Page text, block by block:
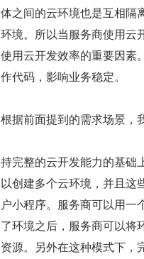
体之间的云环境也是互相隔
环境。所以当服务商使用云
使用云开发效率的重要因素
作代码，影响业务稳定。
根据前面提到的需求场景，
持完整的云开发能力的基础
以创建多个云环境，并且这
户小程序。服务商可以用
了环境之后，服务商可以将
资源。另外在这种模式下，